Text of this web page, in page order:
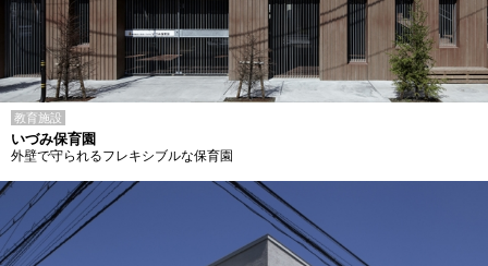
教育施設
いづみ保育園
外壁で守られるフレキシブルな保育園